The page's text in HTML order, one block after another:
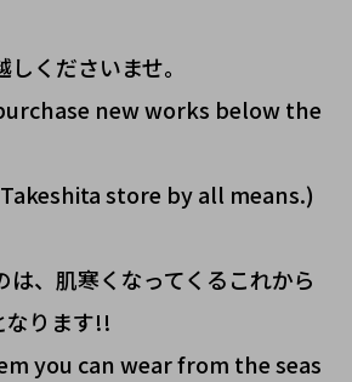
くださいませ。
new works below the
store by all means.)
は、肌寒くなってくるこれから
なります!!
you can wear from the seas